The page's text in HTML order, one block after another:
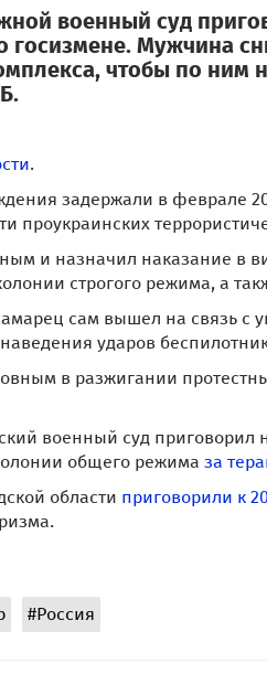
военный суд
госизмене. Мужчина
чтобы по
.
задержали в феврале
проукраинских
и назначил наказание в
строгого режима, а
сам вышел на связь
ударов
в разжигании
военный суд
общего режима за
области приговорили к
#Россия